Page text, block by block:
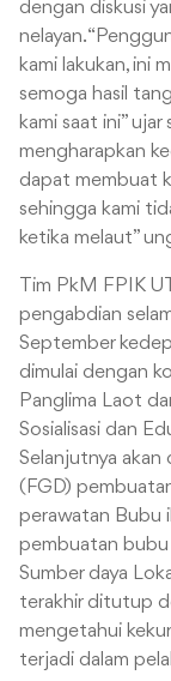
dengan diskusi
nelayan.
kami lakukan, ini
semoga hasil
kami saat ini” ujar
mengharapkan
dapat membuat
sehingga kami
ketika melaut”
Tim PkM FPIK
pengabdian
September
dimulai dengan
Panglima Laot
Sosialisasi dan
Selanjutnya akan
(FGD)
perawatan Bubu
pembuatan bubu
Sumber daya
terakhir ditutup
mengetahui
terjadi dalam